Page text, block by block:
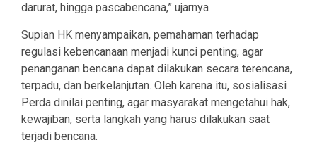
darurat, hingga pascabencana,” ujarnya
Supian HK menyampaikan, pemahaman terhadap
regulasi kebencanaan menjadi kunci penting, agar
penanganan bencana dapat dilakukan secara terencana,
terpadu, dan berkelanjutan. Oleh karena itu, sosialisasi
Perda dinilai penting, agar masyarakat mengetahui hak,
kewajiban, serta langkah yang harus dilakukan saat
terjadi bencana.